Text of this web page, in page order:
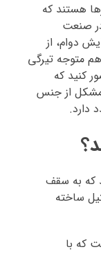
هستند که
صنعت
دوام، از
متوجه تیرگی
کنید که
مشکل از جنس
دارد.
که به سقف
ساخته
که با